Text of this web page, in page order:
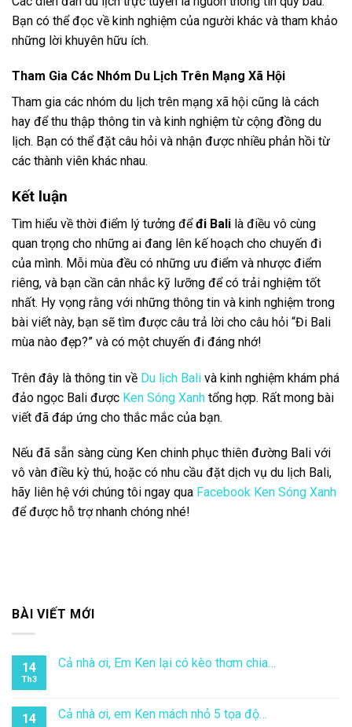
hưởng chuyến đi tốt nhất.
Kinh Nghiệm Thực Tế Chọn Thời Điểm Đi Bali
giá về kinh nghiệm chọn thời điểm phù hợp. Dưới đây là một
số gợi ý từ những người đã trải nghiệm thực tế:
Lắng Nghe Ý Kiến Của Những Người Đã Đi
Nhiều du khách khuyên rằng nên lắng nghe ý kiến từ những
hữu ích về thời gian, hoạt động và những điều cần tránh.
Trao Đổi Kinh Nghiệm Qua Các Diễn Đàn Du Lịch
Các diễn đàn du lịch trực tuyến là nguồn thông tin quý báu.
Bạn có thể đọc về kinh nghiệm của người khác và tham khảo
những lời khuyên hữu ích.
Tham Gia Các Nhóm Du Lịch Trên Mạng Xã Hội
Tham gia các nhóm du lịch trên mạng xã hội cũng là cách
hay để thu thập thông tin và kinh nghiệm từ cộng đồng du
các thành viên khác nhau.
Kết luận
Tìm hiểu về thời điểm lý tưởng để
bài viết này, bạn sẽ tìm được câu trả lời cho câu hỏi “Đi Bali
mùa nào đẹp?” và có một chuyến đi đáng nhớ!
Trên đây là thông tin vềDu lịch Balivà kinh nghiệm khám phá
đảo ngọc Bali được
viết đã đáp ứng cho thắc mắc của bạn.